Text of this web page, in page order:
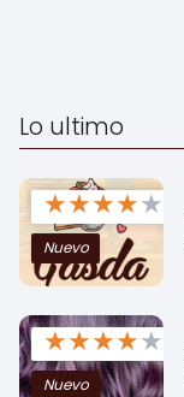
Lo ultimo
★★★★★
Nuevo
★★★★★
Nuevo